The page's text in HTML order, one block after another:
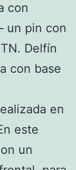
con
un pin con
Delfín
con base
en
este
un